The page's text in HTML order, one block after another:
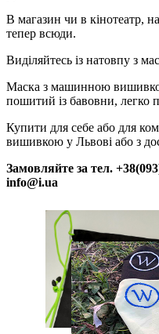
В магазин чи в кінотеатр,
тепер всюди.
Виділяйтесь із натовпу з
Маска з машинною
пошитий із бавовни, легко
Купити для себе або для
вишивкою у Львові або з
Замовляйте за тел.
info@i.ua